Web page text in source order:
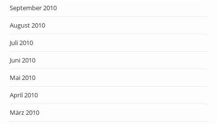
September 2010
August 2010
Juli 2010
Juni 2010
Mai 2010
April 2010
März 2010